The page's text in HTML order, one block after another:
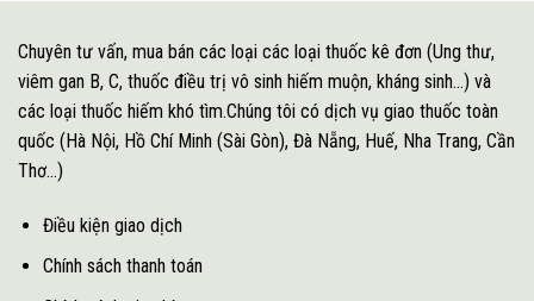
Chuyên tư vấn, mua bán các loại các loại thuốc kê đơn (Ung thư,
viêm gan B, C, thuốc điều trị vô sinh hiếm muộn, kháng sinh...) và
các loại thuốc hiếm khó tìm.Chúng tôi có dịch vụ giao thuốc toàn
quốc (Hà Nội, Hồ Chí Minh (Sài Gòn), Đà Nẵng, Huế, Nha Trang, Cần
Thơ...)
Điều kiện giao dịch
Chính sách thanh toán